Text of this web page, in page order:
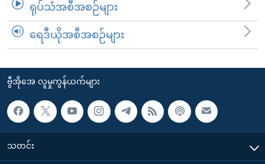
ရုပ်သံအစီအစဉ်များ
ရေဒီယိုအစီအစဉ်များ
ဗွီအိုအေ လူမှုကွန်ယက်များ
သတင်း